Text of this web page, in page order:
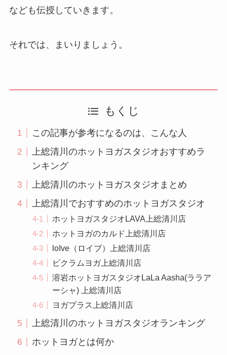
なども伝授していきます。
それでは、まいりましょう。
もくじ
この記事が参考になるのは、こんな人
上総清川のホットヨガスタジオおすすめラ
ンキング
上総清川のホットヨガスタジオまとめ
上総清川でおすすめのホットヨガスタジオ
ホットヨガスタジオLAVA上総清川店
ホットヨガのカルド上総清川店
loIve（ロイブ）上総清川店
ビクラムヨガ上総清川店
溶岩ホットヨガスタジオLaLa Aasha(ララア
ーシャ) 上総清川店
ヨガプラス上総清川店
上総清川のホットヨガスタジオランキング
ホットヨガとは何か